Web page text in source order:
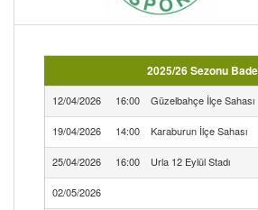
2025/26 Sezonu
12/04/2026 16:00 Güzelbahçe İlçe Sahası
19/04/2026 14:00 Karaburun İlçe Sahası
25/04/2026 16:00 Urla 12 Eylül Stadı
02/05/2026